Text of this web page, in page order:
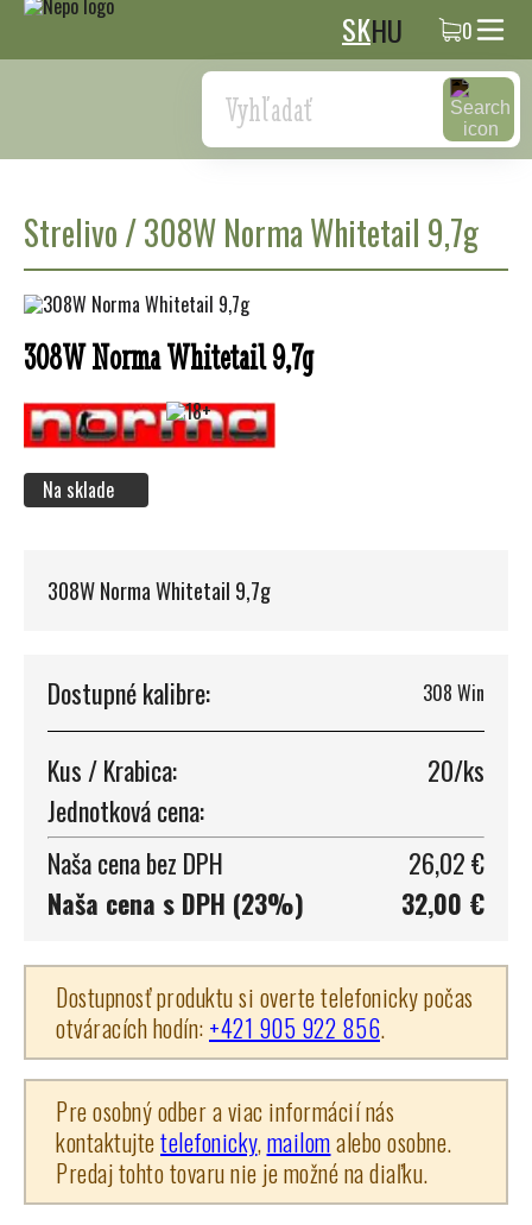
SKHU 0
Search
Strelivo/308W Norma Whitetail 9,7g
308W Norma Whitetail 9,7g
Na sklade
308W Norma Whitetail 9,7g
Dostupné kalibre: 308 Win
Kus / Krabica:
20/ks
Jednotková cena:
Naša cena bez DPH
26,02 €
Naša cena s DPH (23%)
32,00 €
Dostupnosť produktu si overte telefonicky počas
otváracích hodín: +421 905 922 856.
Pre osobný odber a viac informácií nás
kontaktujtetelefonicky,mailomalebo osobne.
Predaj tohto tovaru nie je možné na diaľku.